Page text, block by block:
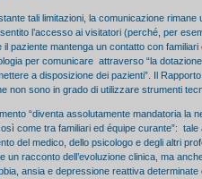
tali limitazioni, la comunicazione rimane
l’accesso ai visitatori (perché, per
paziente mantenga un contatto con familiari
per comunicare attraverso “la
a disposizione dei pazienti”. Il
non sono in grado di utilizzare strumenti
“diventa assolutamente mandatoria la
come tra familiari ed équipe curante”:
del medico, dello psicologo e degli altri
un racconto dell’evoluzione clinica, ma
ansia e depressione reattiva determinate